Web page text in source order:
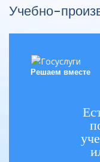
Учебно-
Решаем вместе